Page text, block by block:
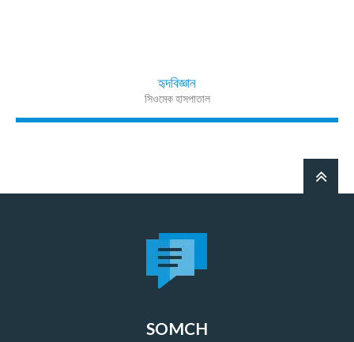
হৃদবিজ্ঞান
সিওমেক হাসপাতাল
SOMCH